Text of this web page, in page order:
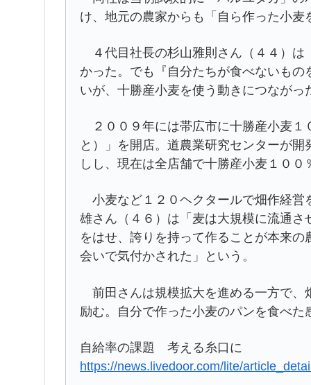
け、地元の農家からも「自ら作った小
４代目社長の杉山雅則さん（４４）は
かった。でも『自分たちが食べないも
いが、十勝産小麦を使う動きにつながっ
２００９年には帯広市に十勝産小麦１
と）」を開店。道農業研究センターが
しし、現在は全店舗で十勝産小麦１００
小麦など１２０ヘクタールで畑作経営
雄さん（４６）は「麦は大規模に流通
をはせ、誇りを持って作ることが本来
会いで気付かされた」という。
前田さんは規模拡大を進める一方で、
励む。自分で作った小麦のパンを食べ
自給率の課題 考える糸口に
https://news.livedoor.com/lite/